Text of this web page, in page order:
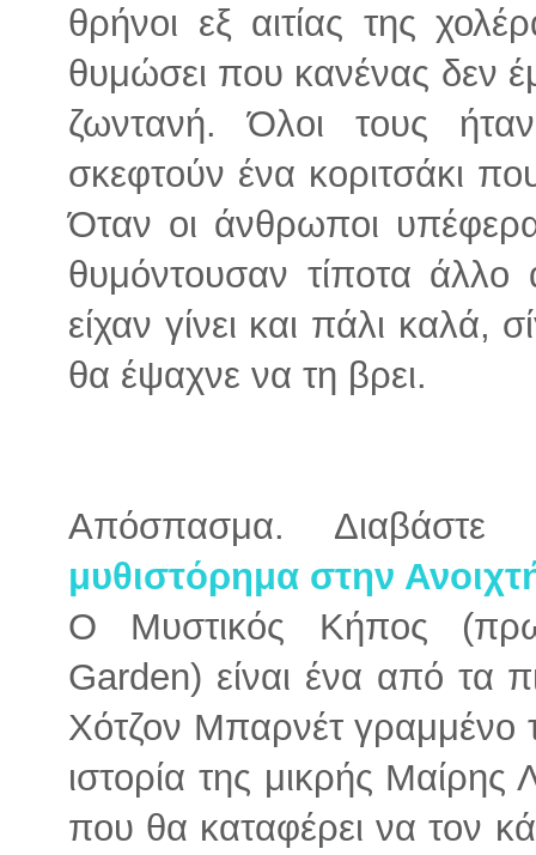
θρήνοι εξ αιτίας της
θυμώσει που κανένας δεν
ζωντανή. Όλοι τους
σκεφτούν ένα κοριτσάκι
Όταν οι άνθρωποι
θυμόντουσαν τίποτα
είχαν γίνει και πάλι καλά,
θα έψαχνε να τη βρει.
Απόσπασμα.
μυθιστόρημα στην
Ο Μυστικός Κήπος
Garden) είναι ένα από τα
Χότζον Μπαρνέτ γραμμένο
ιστορία της μικρής
που θα καταφέρει να τον